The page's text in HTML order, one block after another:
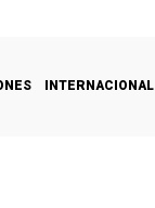
INTERNACIONAL